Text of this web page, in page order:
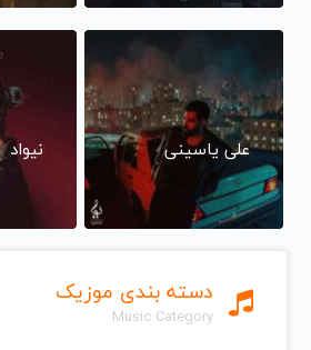
علی یاسینی نیواد
دسته بندی موزیک
Music Category